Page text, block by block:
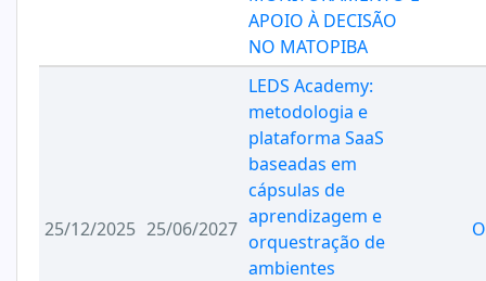
APOIO À DECISÃO
NO MATOPIBA
25/12/2025 25/06/2027
LEDS Academy:
metodologia e
plataforma SaaS
baseadas em
cápsulas de
aprendizagem e
orquestração de
ambientes